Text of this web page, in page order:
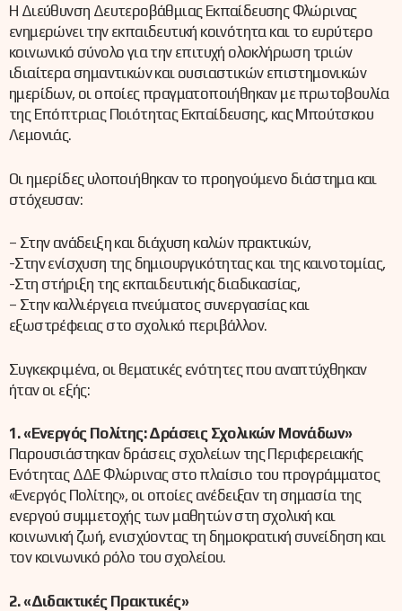
Η Διεύθυνση Δευτεροβάθμιας Εκπαίδευσης Φλώρινας
ενημερώνει την εκπαιδευτική κοινότητα και το ευρύτερο
κοινωνικό σύνολο για την επιτυχή ολοκλήρωση τριών
ιδιαίτερα σημαντικών και ουσιαστικών επιστημονικών
ημερίδων, οι οποίες πραγματοποιήθηκαν με πρωτοβουλία
της Επόπτριας Ποιότητας Εκπαίδευσης, κας Μπούτσκου
Λεμονιάς.
Οι ημερίδες υλοποιήθηκαν το προηγούμενο διάστημα και
στόχευσαν:
– Στην ανάδειξη και διάχυση καλών πρακτικών,
-Στην ενίσχυση της δημιουργικότητας και της καινοτομίας,
-Στη στήριξη της εκπαιδευτικής διαδικασίας,
– Στην καλλιέργεια πνεύματος συνεργασίας και
εξωστρέφειας στο σχολικό περιβάλλον.
Συγκεκριμένα, οι θεματικές ενότητες που αναπτύχθηκαν
ήταν οι εξής:
1. «Ενεργός Πολίτης: Δράσεις Σχολικών Μονάδων»
Παρουσιάστηκαν δράσεις σχολείων της Περιφερειακής
Ενότητας ΔΔΕ Φλώρινας στο πλαίσιο του προγράμματος
«Ενεργός Πολίτης», οι οποίες ανέδειξαν τη σημασία της
ενεργού συμμετοχής των μαθητών στη σχολική και
κοινωνική ζωή, ενισχύοντας τη δημοκρατική συνείδηση και
τον κοινωνικό ρόλο του σχολείου.
2. «Διδακτικές Πρακτικές»